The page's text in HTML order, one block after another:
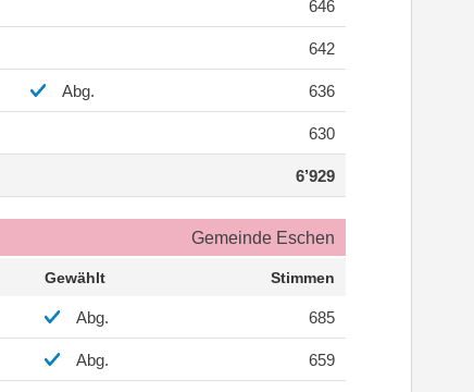
646
642
Abg. 636
630
6’929
Gemeinde Eschen
Gewählt Stimmen
Abg. 685
Abg. 659